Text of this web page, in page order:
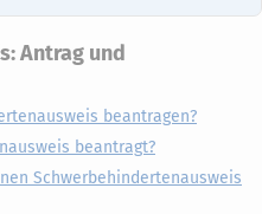
Antrag und
beantragen?
beantragt?
Schwerbehindertenausweis